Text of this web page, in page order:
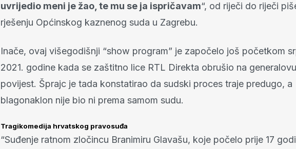
uvrijedio meni je žao, te mu se ja ispričavam“, od riječi do riječi
rješenju Općinskog kaznenog suda u Zagrebu.
Inače, ovaj višegodišnji “show program” je započelo još početkom
2021. godine kada se zaštitno lice RTL Direkta obrušio na generalovu
povijest. Šprajc je tada konstatirao da sudski proces traje predugo, a
blagonaklon nije bio ni prema samom sudu.
Tragikomedija hrvatskog pravosuđa
“Suđenje ratnom zločincu Branimiru Glavašu, koje počelo prije 17